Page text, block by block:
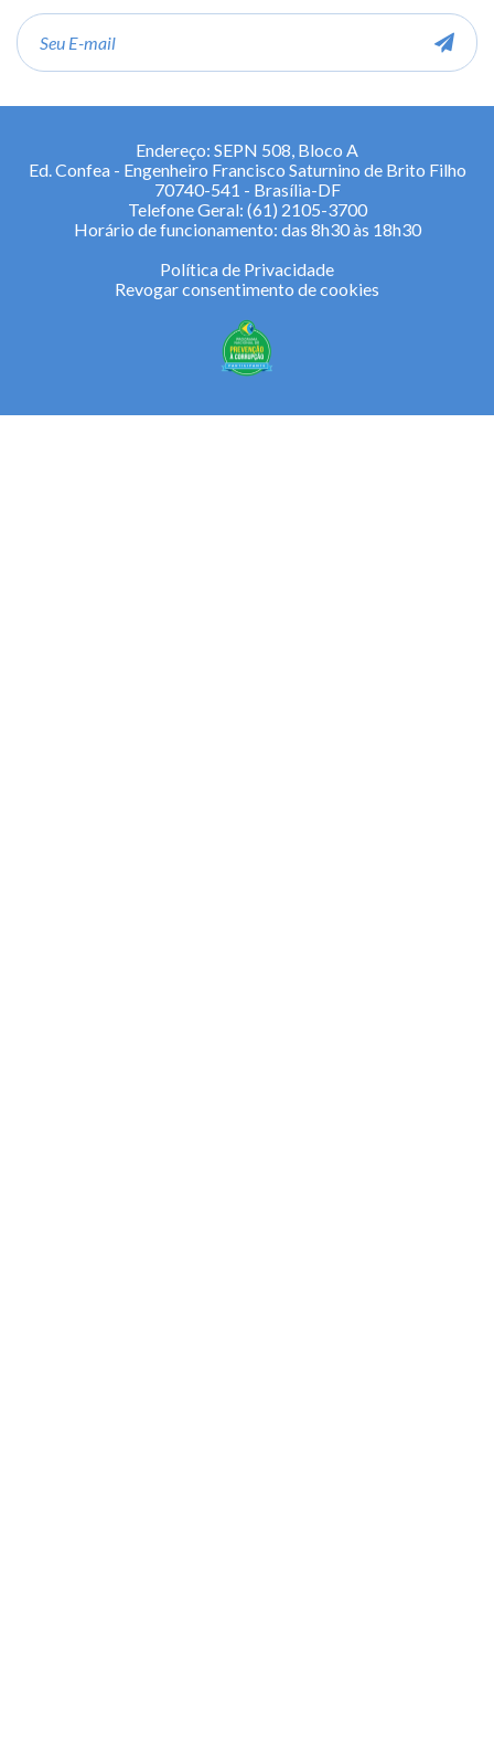
E-
mail
Endereço: SEPN 508, Bloco A
Ed. Confea - Engenheiro Francisco Saturnino de Brito Filho
70740-541 - Brasília-DF
Telefone Geral: (61) 2105-3700
Horário de funcionamento: das 8h30 às 18h30
Política de Privacidade
Revogar consentimento de cookies